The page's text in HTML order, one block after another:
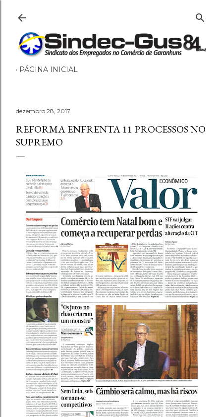
PÁGINA INICIAL
dezembro 28, 2017
REFORMA ENFRENTA 11 PROCESSOS NO
SUPREMO